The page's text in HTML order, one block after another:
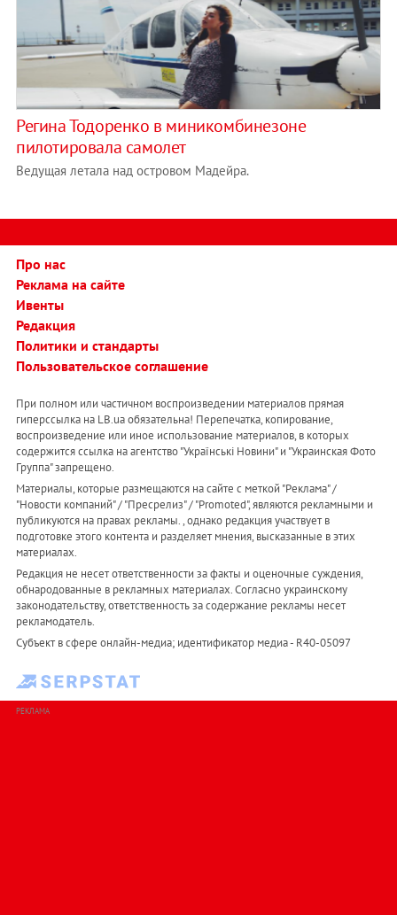
Регина Тодоренко в миникомбинезоне
пилотировала самолет
Ведущая летала над островом Мадейра.
Про нас
Реклама на сайте
Ивенты
Редакция
Политики и стандарты
Пользовательское соглашение
При полном или частичном воспроизведении материалов прямая
гиперссылка на LB.ua обязательна! Перепечатка, копирование,
воспроизведение или иное использование материалов, в которых
содержится ссылка на агентство "Українськi Новини" и "Украинская Фото
Группа" запрещено.
Материалы, которые размещаются на сайте с меткой "Реклама" /
"Новости компаний" / "Пресрелиз" / "Promoted", являются рекламными и
публикуются на правах рекламы. , однако редакция участвует в
подготовке этого контента и разделяет мнения, высказанные в этих
материалах.
Редакция не несет ответственности за факты и оценочные суждения,
обнародованные в рекламных материалах. Согласно украинскому
законодательству, ответственность за содержание рекламы несет
рекламодатель.
Субъект в сфере онлайн-медиа; идентификатор медиа - R40-05097
РЕКЛАМА